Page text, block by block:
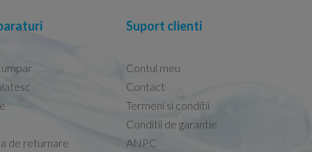
Capacele Grohe sunt de bună calitate și se
Marius -08.02.2026
de returnare
Suport clienti
Contul meu
Contact
Termeni si conditii
Conditii de garantie
ANPC